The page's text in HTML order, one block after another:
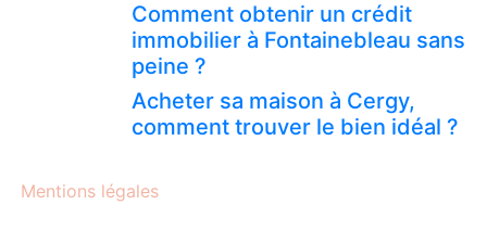
Comment obtenir un crédit
immobilier à Fontainebleau sans
peine ?
Acheter sa maison à Cergy,
comment trouver le bien idéal ?
Mentions légales